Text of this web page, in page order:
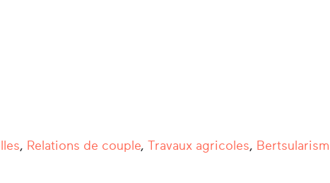
, Relations de couple, Travaux agricoles,